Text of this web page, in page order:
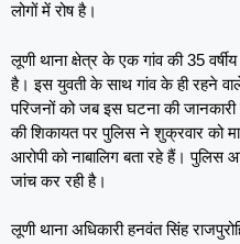
लोगों में रोष है।
लूणी थाना क्षेत्र के एक गांव की 35
है। इस युवती के साथ गांव के ही रहने
परिजनों को जब इस घटना की
की शिकायत पर पुलिस ने शुक्रवार को
आरोपी को नाबालिग बता रहे हैं। पुलिस
जांच कर रही है।
लूणी थाना अधिकारी हनवंत सिंह